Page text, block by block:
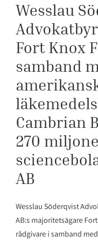
Wesslau
Fort Knox
samband
Cambrian
270
AB
Wesslau Söderqvist
AB:s majoritetsägare
rådgivare i samband